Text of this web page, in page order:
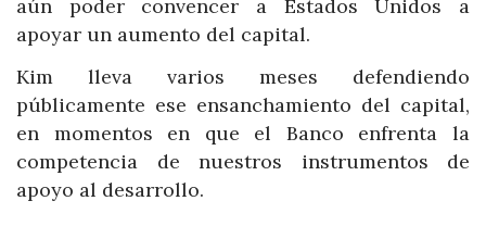
aún poder convencer a Estados Unidos a
apoyar un aumento del capital.
Kim lleva varios meses defendiendo
públicamente ese ensanchamiento del capital,
en momentos en que el Banco enfrenta la
competencia de nuestros instrumentos de
apoyo al desarrollo.